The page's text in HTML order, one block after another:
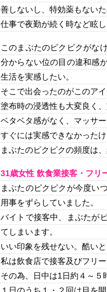
善しないし、特効薬もない
仕事で夜勤が続く時など眩
このまぶたのピクピクがな
分からない位の目の違和感
生活を実感したい。
そこで出会ったのがこのアイ
塗布時の浸透性も大変良く
ベタベタ感がなく、マッサー
すぐには実感できなかった
まぶたのピクピクの頻度は
31歳女性 飲食業接客・フリ
まぶたのピクピクが今度い
用事をずらしていました。
バイトで接客中、まぶたが
てしまいます。
いい印象を残せない。酷い
私は飲食店で接客及びフリ
その為、日中は1日約４～５
１日のうち１・２回は目を